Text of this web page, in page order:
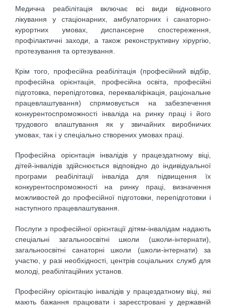
Медична реабілітація включає всі види відновного
лікування у стаціонарних, амбулаторних і санаторно-
курортних умовах, диспансерне спостереження,
профілактичні заходи, а також реконструктивну хірургію,
протезування та ортезування.
Крім того, професійна реабілітація (професійний відбір,
професійна орієнтація, професійна освіта, професійні
підготовка, перепідготовка, перекваліфікація, раціональне
працевлаштування) спрямовується на забезпечення
конкурентоспроможності інваліда на ринку праці і його
трудового влаштування як у звичайних виробничих
умовах, так і у спеціально створених умовах праці.
Професійна орієнтація інвалідів у працездатному віці,
дітей-інвалідів здійснюється відповідно до індивідуальної
програми реабілітації інваліда для підвищення їх
конкурентоспроможності на ринку праці, визначення
можливостей до професійної підготовки, перепідготовки і
наступного працевлаштування.
Послуги з професійної орієнтації дітям-інвалідам надають
спеціальні загальноосвітні школи (школи-інтернати),
загальноосвітні санаторні школи (школи-інтернати) за
участю, у разі необхідності, центрів соціальних служб для
молоді, реабілітаційних установ.
Професійну орієнтацію інвалідів у працездатному віці, які
мають бажання працювати і зареєстровані у державній